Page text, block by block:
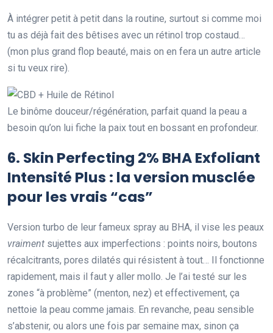
À intégrer petit à petit dans la routine, surtout si comme moi
tu as déjà fait des bêtises avec un rétinol trop costaud…
(mon plus grand flop beauté, mais on en fera un autre article
si tu veux rire).
Le binôme douceur/régénération, parfait quand la peau a
besoin qu’on lui fiche la paix tout en bossant en profondeur.
6. Skin Perfecting 2% BHA Exfoliant
Intensité Plus : la version musclée
pour les vrais “cas”
Version turbo de leur fameux spray au BHA, il vise les peaux
vraiment sujettes aux imperfections : points noirs, boutons
récalcitrants, pores dilatés qui résistent à tout… Il fonctionne
rapidement, mais il faut y aller mollo. Je l’ai testé sur les
zones “à problème” (menton, nez) et effectivement, ça
nettoie la peau comme jamais. En revanche, peau sensible
s’abstenir, ou alors une fois par semaine max, sinon ça